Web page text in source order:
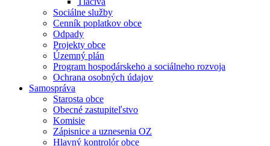
Sociálne služby
Cenník poplatkov obce
Odpady
Projekty obce
Územný plán
Program hospodárskeho a sociálneho rozvoja
Ochrana osobných údajov
Samospráva
Starosta obce
Obecné zastupiteľstvo
Komisie
Zápisnice a uznesenia OZ
Hlavný kontrolór obce